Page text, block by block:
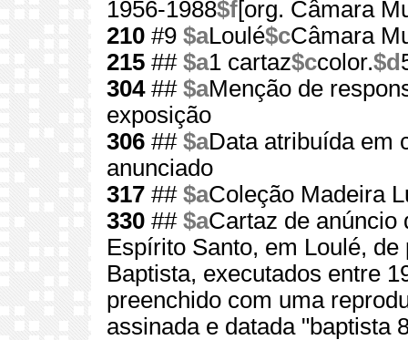
1956-1988$f[org. Câmara
210 #9 $aLoulé$cCâmara
215 ## $a1 cartaz$ccolor.$d
304## $aMenção de
exposição
306 ## $aData atribuída em
anunciado
317 ## $aColeção Madeira
330 ## $aCartaz de anúncio
Espírito Santo, em Loulé,
Baptista, executados entre
preenchido com uma
assinada e datada "baptista